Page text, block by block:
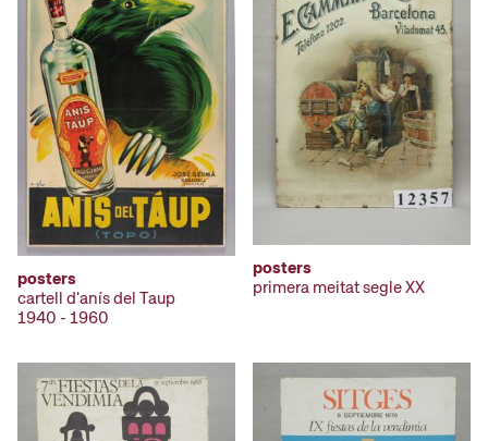
posters
cartell d'anís del Taup
1940 - 1960
posters
primera meitat segle XX